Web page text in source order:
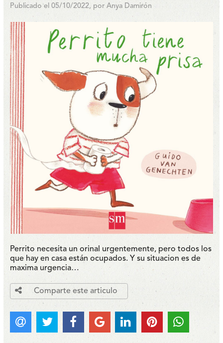
Publicado el 05/10/2022, por Anya Damirón
Perrito necesita un orinal urgentemente, pero todos los
que hay en casa están ocupados.Y su situacion es de
maxima urgencia…
Comparte este articulo